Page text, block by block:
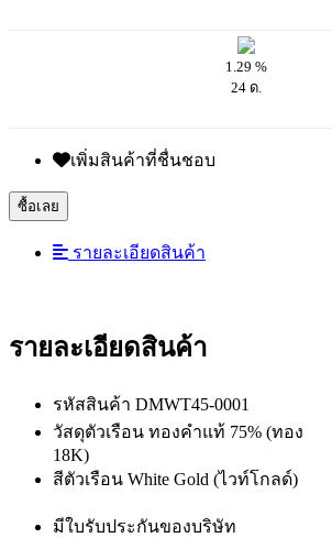
1.29 %
24 ด.
เพิ่มสินค้าที่ชื่นชอบ
ซื้อเลย
รายละเอียดสินค้า
รายละเอียดสินค้า
รหัสสินค้า DMWT45-0001
วัสดุตัวเรือน ทองคำแท้ 75% (ทอง
18K)
สีตัวเรือน White Gold (ไวท์โกลด์)
มีใบรับประกันของบริษัท